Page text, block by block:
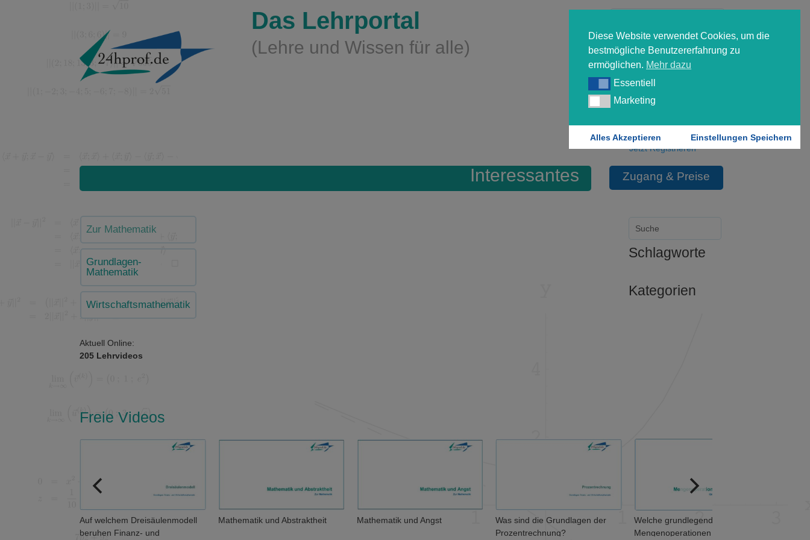
Diese Website verwendet Cookies, um die
bestmögliche Benutzererfahrung zu
ermöglichen. Mehr dazu
EssentiellEssentiell
MarketingMarketing
Alles Akzeptieren Einstellungen Speichern
Das Lehrportal
(Lehre und Wissen für alle)
Forgot your password?
Jetzt Registrieren
Interessantes Zugang & Preise
Zur Mathematik
Grundlagen-
Mathematik
Wirtschaftsmathematik
Aktuell Online:
205 Lehrvideos
Schlagworte
Kategorien
Freie Videos
Auf welchem Dreisäulenmodell
beruhen Finanz- und
Mathematik und Abstraktheit Mathematik und Angst
Was sind die Grundlagen der
Prozentrechnung?
Welche grundlegenden
Mengenoperationen